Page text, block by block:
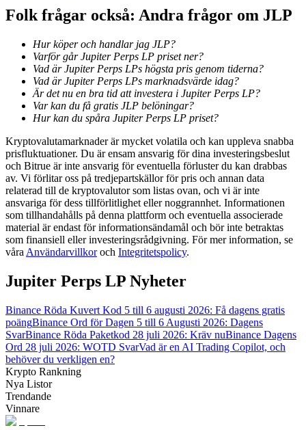
Big data-analys inklusive handelsinformation, etc.
Guide
Futures startguide
Handelsstrategier
Lär dig hur du håller dig lönsam
Folk frågar också: Andra frågor om JLP
Hur köper och handlar jag JLP?
Varför går Jupiter Perps LP priset ner?
Vad är Jupiter Perps LPs högsta pris genom tiderna?
Vad är Jupiter Perps LPs marknadsvärde idag?
Är det nu en bra tid att investera i Jupiter Perps LP?
Var kan du få gratis JLP belöningar?
Hur kan du spåra Jupiter Perps LP priset?
Kryptovalutamarknader är mycket volatila och kan uppleva snabba
prisfluktuationer. Du är ensam ansvarig för dina investeringsbeslut
och Bitrue är inte ansvarig för eventuella förluster du kan drabbas
av. Vi förlitar oss på tredjepartskällor för pris och annan data
relaterad till de kryptovalutor som listas ovan, och vi är inte
ansvariga för dess tillförlitlighet eller noggrannhet. Informationen
som tillhandahålls på denna plattform och eventuella associerade
material är endast för informationsändamål och bör inte betraktas
som finansiell eller investeringsrådgivning. För mer information, se
våra Användarvillkoroch Integritetspolicy.
Jupiter Perps LP Nyheter
Binance Röda Kuvert Kod 5 till 6 augusti 2026: Få dagens gratis
poängBinance Ord för Dagen 5 till 6 Augusti 2026: Dagens
SvarBinance Röda Paketkod 28 juli 2026: Kräv nuBinance Dagens
Ord 28 juli 2026: WOTD SvarVad är en AI Trading Copilot, och
behöver du verkligen en?
Krypto Rankning
Nya Listor
Trendande
Vinnare